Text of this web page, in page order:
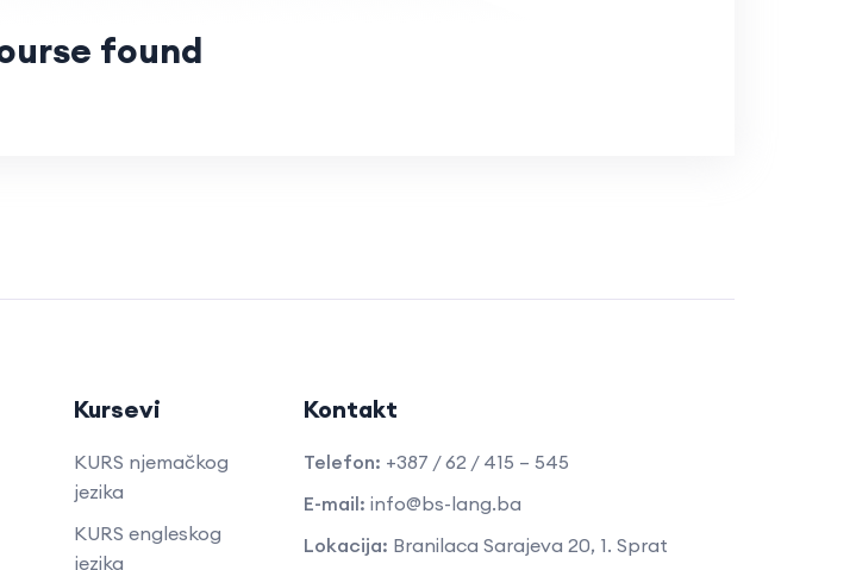
found
Kursevi
KURS njemačkog
jezika
KURS engleskog
jezika
Kontakt
Telefon: +387 / 62 / 415 – 545
E-mail: info@bs-lang.ba
Lokacija: Branilaca Sarajeva 20, 1. Sprat